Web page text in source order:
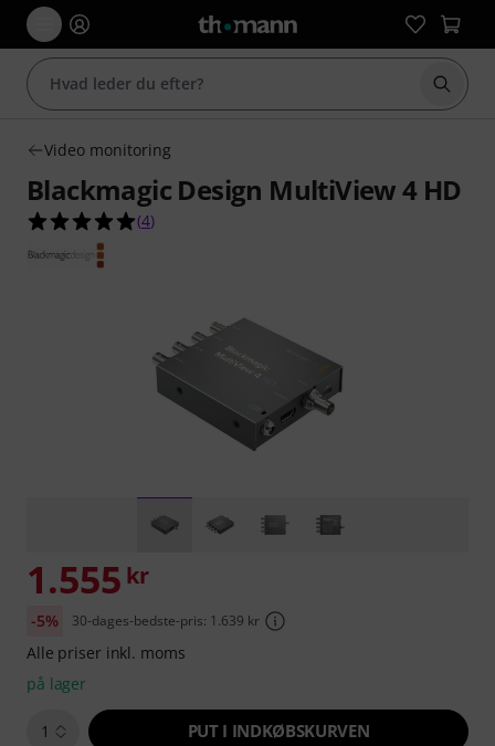
Start
Video monitoring
Blackmagic Design MultiView 4 HD
5.0 ud af 5 stjerner fra 4 kundebedømmelser
(4)
1.555 kr
-5% 30-dages-bedste-pris: 1.639 kr
Alle priser inkl. moms
på lager
1 PUT I INDKØBSKURVEN